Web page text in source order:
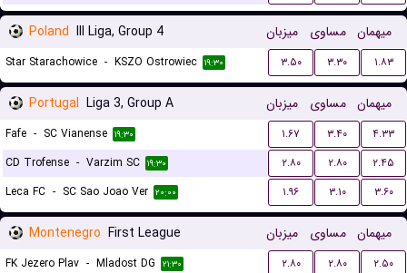
Poland III Liga, Group 4 میزبان مساوی میهمان
Star Starachowice - KSZO Ostrowiec ۱۹:۳۰ ۳.۵۰ ۳.۳۰ ۱.۸۳
Portugal Liga 3, Group A میزبان مساوی میهمان
Fafe - SC Vianense ۱۹:۳۰ ۱.۶۷ ۳.۴۰
۴.۳۳
CD Trofense - Varzim SC ۱۹:۳۰ ۲.۸۰ ۲.۸۰
۲.۴۵
Leca FC - SC Sao Joao Ver ۲۰:۰۰ ۱.۹۶ ۳.۱۰ ۳.۶۰
Montenegro First League میزبان مساوی میهمان
FK Jezero Plav - Mladost DG ۲۱:۳۰ ۲.۸۰ ۲.۸۰
۲.۵۰